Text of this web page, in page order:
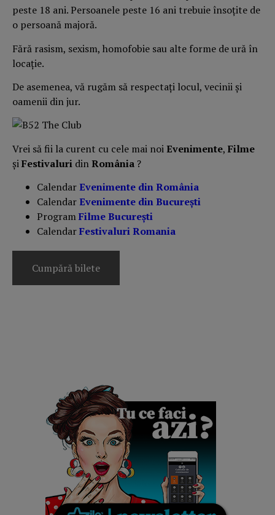
peste 18 ani. Persoanele peste 16 ani trebuie însoțite de
o persoană majoră.
Fără rasism, sexism, homofobie sau alte forme de ură în
locație.
De asemenea, vă rugăm să respectați locul, vecinii și
oamenii din jur.
Vrei să fii la curent cu cele mai noiEvenimente, Filme
șiFestivaluri dinRomânia ?
CalendarEvenimente din România
CalendarEvenimente din București
ProgramFilme București
CalendarFestivaluri Romania
Cumpără bilete